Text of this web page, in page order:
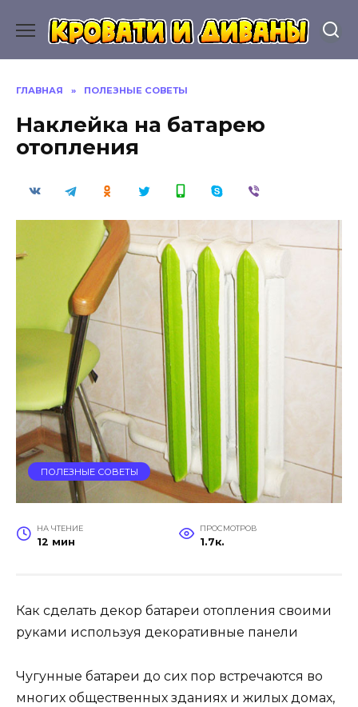
содержанию
ГЛАВНАЯ » ПОЛЕЗНЫЕ СОВЕТЫ
Наклейка на батарею
отопления
ПОЛЕЗНЫЕ СОВЕТЫ
НА ЧТЕНИЕ
12 мин
ПРОСМОТРОВ
1.7к.
Как сделать декор батареи отопления своими
руками используя декоративные панели
Чугунные батареи до сих пор встречаются во
многих общественных зданиях и жилых домах,